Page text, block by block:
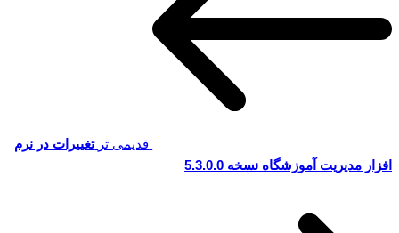
قدیمی تر تغییرات در نرم
افزار مدیریت آموزشگاه نسخه 5.3.0.0